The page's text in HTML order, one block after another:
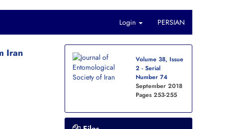
Login PERSIAN
Iran
Volume 38, Issue
2 - Serial
Number 74
September 2018
Pages253-255